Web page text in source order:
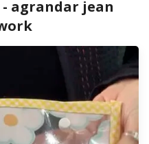
agrandar jean